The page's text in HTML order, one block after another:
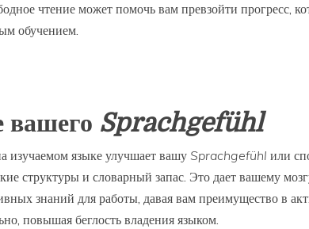
чтение может помочь вам превзойти прогресс,
обучением.
вашего Sprachgefühl
изучаемом языке улучшает вашу Sprachgefühl или
структуры и словарный запас. Это дает вашему
знаний для работы, давая вам преимущество в
повышая беглость владения языком.